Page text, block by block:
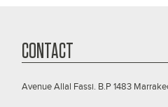
CONTACT
Avenue Allal Fassi. B.P 1483